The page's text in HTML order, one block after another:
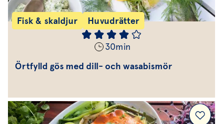
Fisk & skaldjur Huvudrätter
30min
Örtfylld gös med dill- och wasabismör